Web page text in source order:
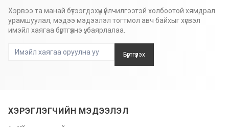
Хэрвээ та манай бүтээгдэхүүн үйлчилгээтэй холбоотой хямдрал
урамшуулал, мэдээ мэдээлэл тогтмол авч байхыг хүсвэл
имэйл хаягаа бүртгүүлнэ үү, баярлалаа.
Бүртгүүлэх
ХЭРЭГЛЭГЧИЙН МЭДЭЭЛЭЛ